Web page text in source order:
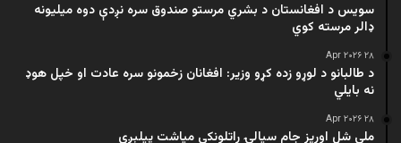
سویس د افغانستان د بشري مرستو صندوق سره نږدې دوه میلیونه
ډالر مرسته کوي
۲۸ Apr ۲۰۲۶
د طالبانو د لوړو زده کړو وزیر: افغانان زخمونو سره عادت او خپل هوډ
نه بایلي
۲۸ Apr ۲۰۲۶
ملي شل اوریز جام سیالۍ راتلونکې میاشت پیلېږي